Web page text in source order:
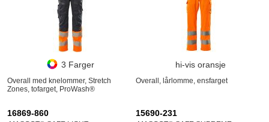
3 Farger
Overall med knelommer, Stretch
Zones, tofarget, ProWash®
hi-vis oransje
Overall, lårlomme, ensfarget
16869-860 15690-231